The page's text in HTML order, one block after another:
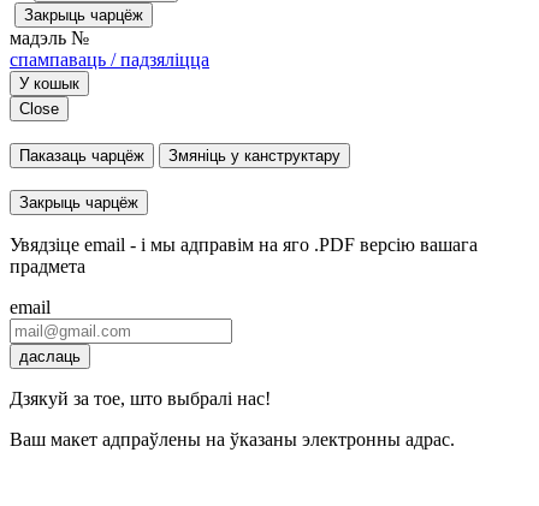
Закрыць чарцёж
мадэль №
спампаваць / падзяліцца
У кошык
Close
Паказаць чарцёж Змяніць у канструктару
Закрыць чарцёж
Увядзіце email - і мы адправім на яго .PDF версію вашага
прадмета
email
даслаць
Дзякуй за тое, што выбралі нас!
Ваш макет адпраўлены на ўказаны электронны адрас.